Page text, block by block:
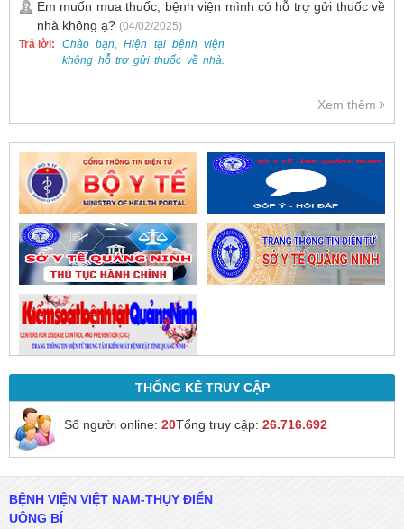
và phổ biến.
Em muốn mua thuốc, bệnh viện mình có hỗ trợ gửi thuốc về
nhà không ạ? (04/02/2025)
Trả lời:
Chào bạn, Hiện tại bệnh viện
không hỗ trợ gửi thuốc về nhà.
Việc cấp phát thuốc tại bệnh viện
trực tiếp.
Xem thêm
THỐNG KÊ TRUY CẬP
Số người online: 20Tổng truy cập: 26.716.692
BỆNH VIỆN VIỆT NAM-THỤY ĐIỂN
UÔNG BÍ